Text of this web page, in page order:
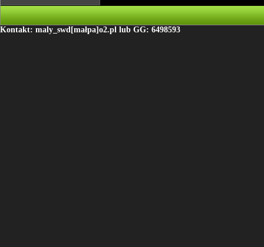
Kontakt: maly_swd[małpa]o2.pl lub GG: 6498593